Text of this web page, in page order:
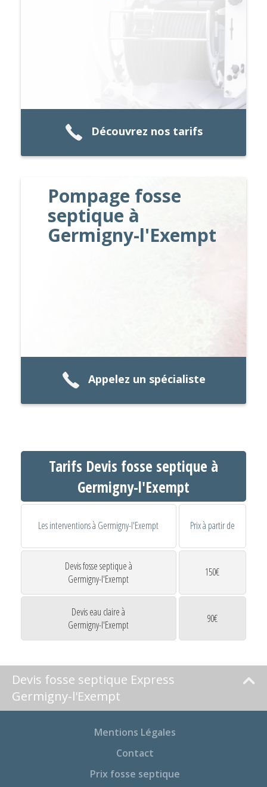
Découvrez nos tarifs
Pompage fosse
septique à
Germigny-l'Exempt
Appelez un spécialiste
Tarifs Devis fosse septique à
Germigny-l'Exempt
Les interventions à Germigny-l'Exempt Prix à partir de
Devis fosse septique à
Germigny-l'Exempt
150€
Devis eau claire à
Germigny-l'Exempt
90€
Devis fosse septique Express
Germigny-l'Exempt
Mentions Légales
Contact
Prix fosse septique